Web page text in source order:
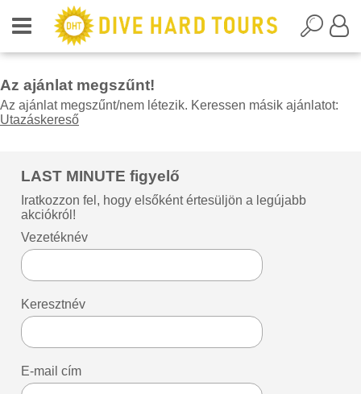
Az ajánlat megszűnt!
Az ajánlat megszűnt/nem létezik. Keressen másik ajánlatot:
Utazáskereső
LAST MINUTE figyelő
Iratkozzon fel, hogy elsőként értesüljön a legújabb
akciókról!
Vezetéknév
Keresztnév
E-mail cím